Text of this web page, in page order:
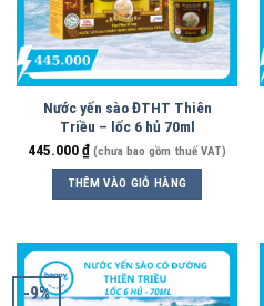
Nước yến sào ĐTHT Thiên
Triều – lốc 6 hủ 70ml
445.000₫ (chưa bao gồm thuế VAT)
THÊM VÀO GIỎ HÀNG
-9%